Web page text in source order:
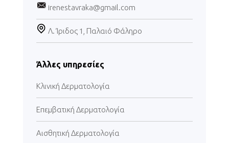
irenestavraka@gmail.com
Λ. Ίριδος 1, Παλαιό Φάληρο
Άλλες υπηρεσίες
Κλινική Δερματολογία
Επεμβατική Δερματολογία
Αισθητική Δερματολογία